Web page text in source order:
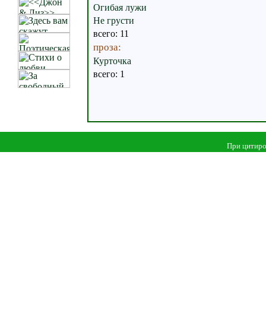
Огибая лужи
Не грусти
всего: 11
проза:
Курточка
всего: 1
При